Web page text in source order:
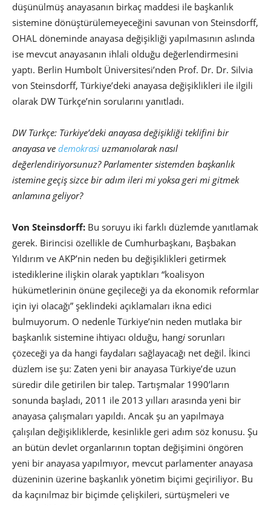
düşünülmüş anayasanın birkaç maddesi ile başkanlık
sistemine dönüştürülemeyeceğini savunan von Steinsdorff,
OHAL döneminde anayasa değişikliği yapılmasının aslında
ise mevcut anayasanın ihlali olduğu değerlendirmesini
yaptı. Berlin Humbolt Üniversitesi’nden Prof. Dr. Dr. Silvia
von Steinsdorff, Türkiye’deki anayasa değişiklikleri ile ilgili
olarak DW Türkçe’nin sorularını yanıtladı.
DW Türkçe: Türkiye’deki anayasa değişikliği teklifini bir
anayasa ve demokrasi uzmanıolarak nasıl
değerlendiriyorsunuz? Parlamenter sistemden başkanlık
istemine geçiş sizce bir adım ileri mi yoksa geri mi gitmek
anlamına geliyor?
Von Steinsdorff: Bu soruyu iki farklı düzlemde yanıtlamak
gerek. Birincisi özellikle de Cumhurbaşkanı, Başbakan
Yıldırım ve AKP’nin neden bu değişiklikleri getirmek
istediklerine ilişkin olarak yaptıkları “koalisyon
hükümetlerinin önüne geçileceği ya da ekonomik reformlar
için iyi olacağı” şeklindeki açıklamaları ikna edici
bulmuyorum. O nedenle Türkiye’nin neden mutlaka bir
başkanlık sistemine ihtiyacı olduğu, hangi sorunları
çözeceği ya da hangi faydaları sağlayacağı net değil. İkinci
düzlem ise şu: Zaten yeni bir anayasa Türkiye’de uzun
süredir dile getirilen bir talep. Tartışmalar 1990’ların
sonunda başladı, 2011 ile 2013 yılları arasında yeni bir
anayasa çalışmaları yapıldı. Ancak şu an yapılmaya
çalışılan değişikliklerde, kesinlikle geri adım söz konusu. Şu
an bütün devlet organlarının toptan değişimini öngören
yeni bir anayasa yapılmıyor, mevcut parlamenter anayasa
düzeninin üzerine başkanlık yönetim biçimi geçiriliyor. Bu
da kaçınılmaz bir biçimde çelişkileri, sürtüşmeleri ve